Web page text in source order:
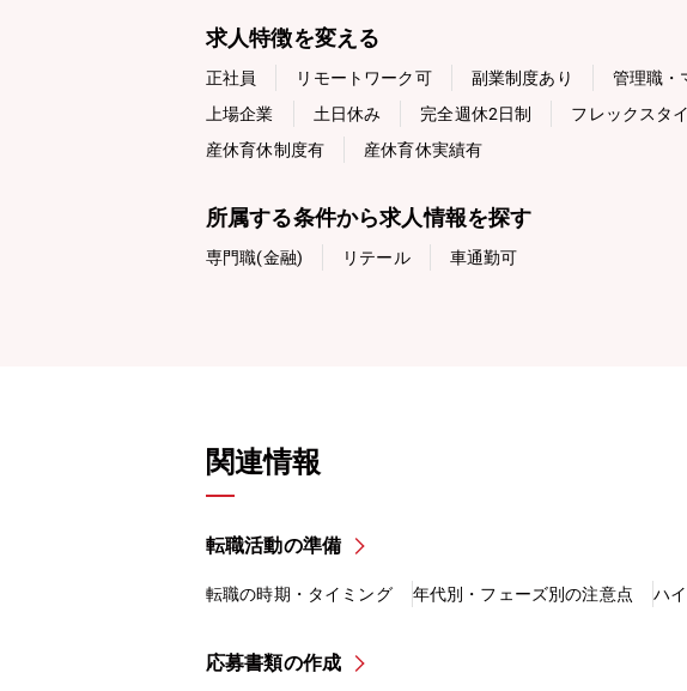
求人特徴を変える
正社員 リモートワーク可 副業制度あり 管理職・
上場企業
土日休み 完全週休2日制 フレックスタ
産休育休制度有
産休育休実績有
所属する条件から求人情報を探す
専門職(金融) リテール 車通勤可
関連情報
転職活動の準備
転職の時期・タイミング 年代別・フェーズ別の注意点 ハ
応募書類の作成